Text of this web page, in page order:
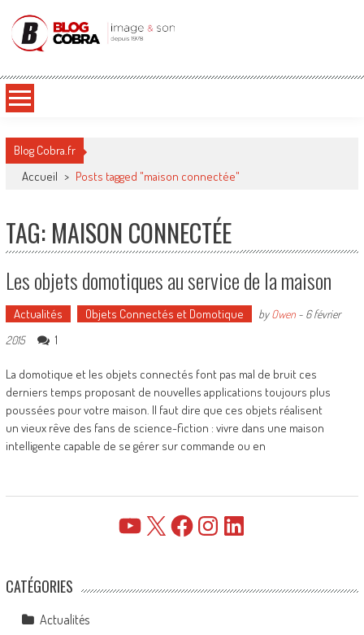
Blog Cobra
Blog Cobra.fr
Accueil > Posts tagged "maison connectée"
TAG: MAISON CONNECTÉE
Les objets domotiques au service de la maison
Actualités Objets Connectés et Domotique byOwen- 6 février
2015
1
La domotique et les objets connectés font pas mal de bruit ces
derniers temps proposant de nouvelles applications toujours plus
poussées pour votre maison. Il faut dire que ces objets réalisent
un vieux rêve des fans de science-fiction : vivre dans une maison
intelligente capable de se gérer sur commande ou en
YouTube FacebookInstagramLinkedIn
CATÉGORIES
Actualités